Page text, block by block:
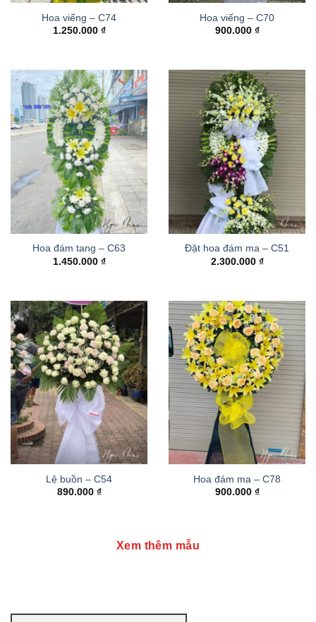
Hoa viếng – C74
1.250.000 ₫
Hoa viếng – C70
900.000 ₫
Hoa đám tang – C63
1.450.000 ₫
Đặt hoa đám ma – C51
2.300.000 ₫
Lệ buồn – C54
890.000 ₫
Hoa đám ma – C78
900.000 ₫
Xem thêm mẫu